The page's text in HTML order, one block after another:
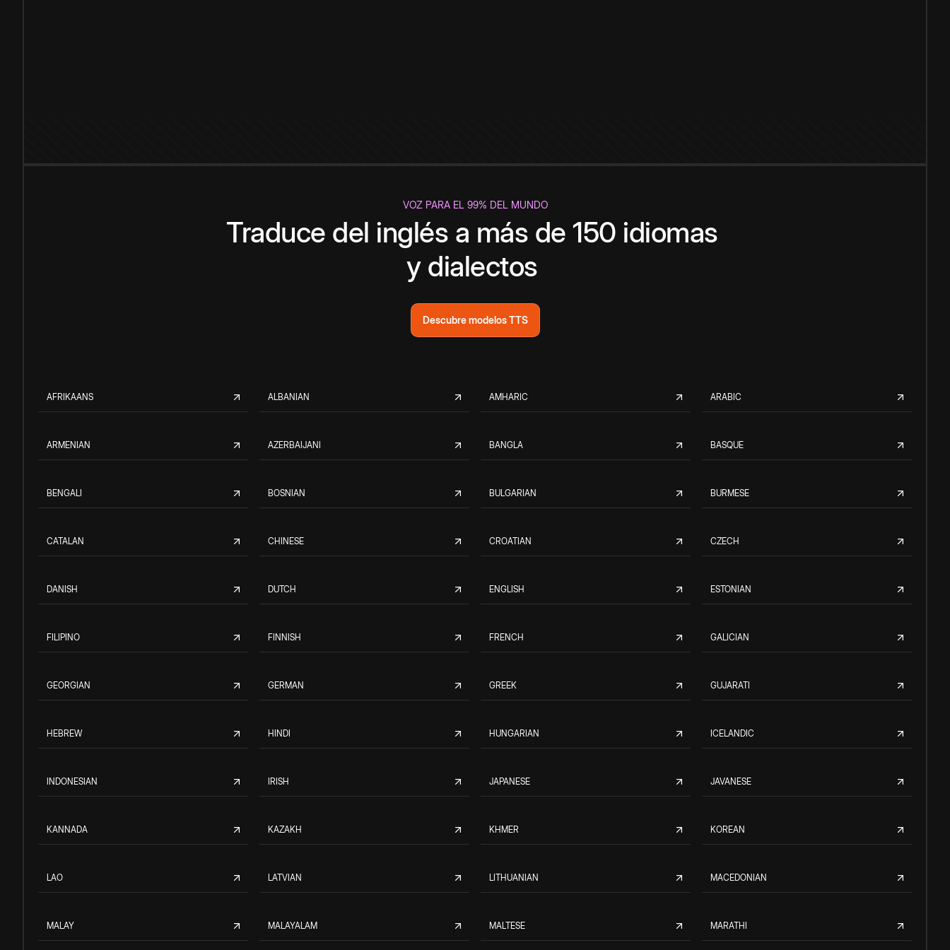
VOZ PARA EL 99% DEL MUNDO
Traduce del inglés a más de 150 idiomas
y dialectos
Descubre modelos TTS
AFRIKAANS ALBANIAN AMHARIC ARABIC
ARMENIAN AZERBAIJANI BANGLA BASQUE
BENGALI BOSNIAN BULGARIAN BURMESE
CATALAN CHINESE CROATIAN CZECH
DANISH DUTCH ENGLISH ESTONIAN
FILIPINO FINNISH FRENCH GALICIAN
GEORGIAN GERMAN GREEK GUJARATI
HEBREW HINDI HUNGARIAN ICELANDIC
INDONESIAN IRISH JAPANESE JAVANESE
KANNADA KAZAKH KHMER KOREAN
LAO LATVIAN LITHUANIAN MACEDONIAN
MALAY MALAYALAM MALTESE MARATHI